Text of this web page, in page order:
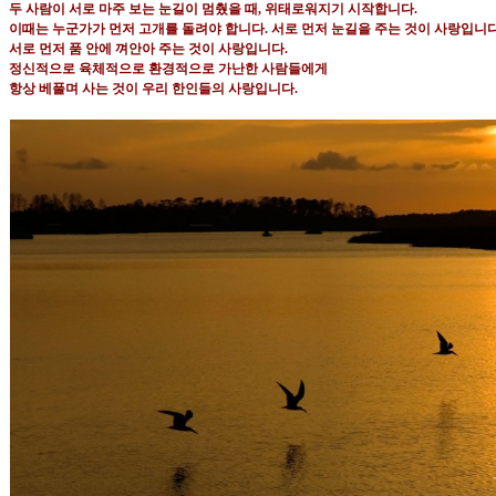
두 사람이 서로 마주 보는 눈길이 멈췄을 때, 위태로워지기 시작합니다.
이때는 누군가가 먼저 고개를 돌려야 합니다. 서로 먼저 눈길을 주는 것이 사랑입니
서로 먼저 품 안에 껴안아 주는 것이 사랑입니다.
정신적으로 육체적으로 환경적으로 가난한 사람들에게
항상 베풀며 사는 것이 우리 한인들의 사랑입니다.